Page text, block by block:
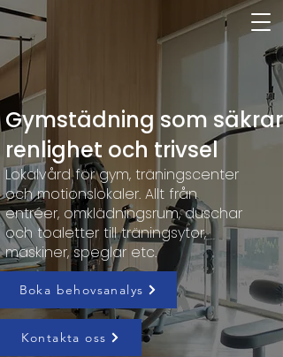
Gymstädning som säkrar
renlighet och trivsel
Lokalvård för gym, träningscenter
och motionslokaler. Allt från
entréer, omklädningsrum, duschar
och toaletter till träningsytor,
maskiner, speglar etc.
Boka behovsanalys
Kontakta oss